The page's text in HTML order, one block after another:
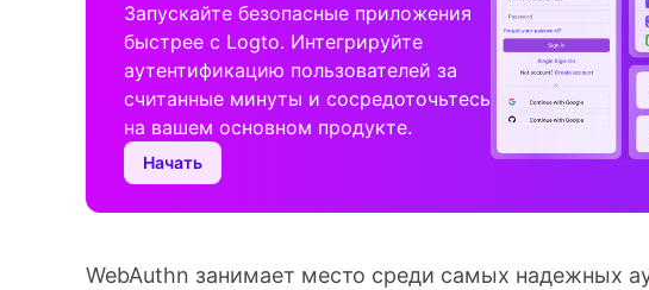
Запускайте безопасные приложения
быстрее с Logto. Интегрируйте
аутентификацию пользователей за
считанные минуты и сосредоточьтесь
на вашем основном продукте.
Начать
WebAuthn занимает место среди самых надежных